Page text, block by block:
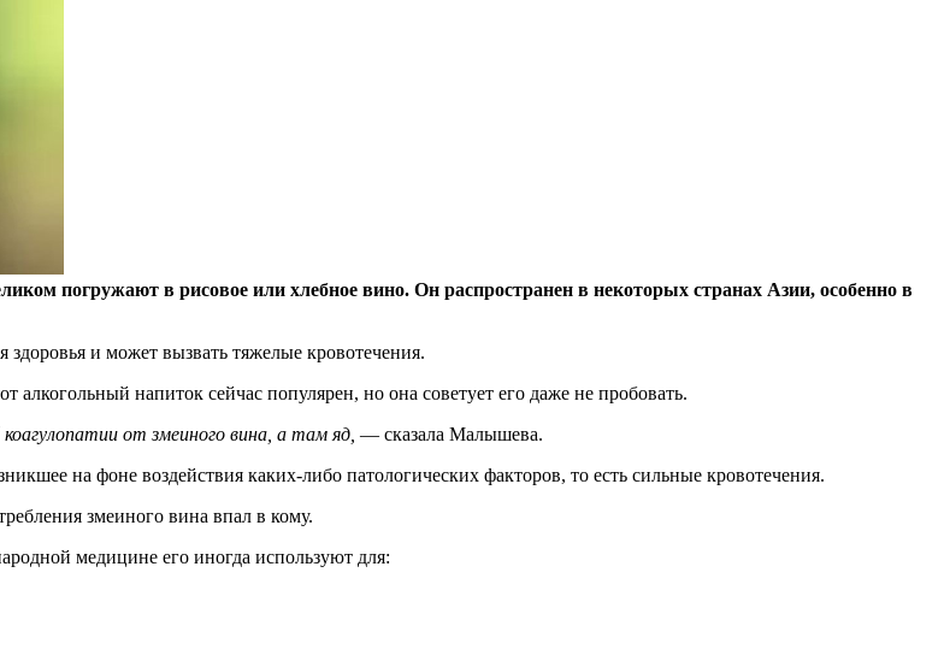
погружают в рисовое или хлебное вино. Он распространен в некоторых странах Азии, особенно в
и может вызвать тяжелые кровотечения.
напиток сейчас популярен, но она советует его даже не пробовать.
от змеиного вина, а там яд, — сказала Малышева.
на фоне воздействия каких-либо патологических факторов, то есть сильные кровотечения.
змеиного вина впал в кому.
медицине его иногда используют для: